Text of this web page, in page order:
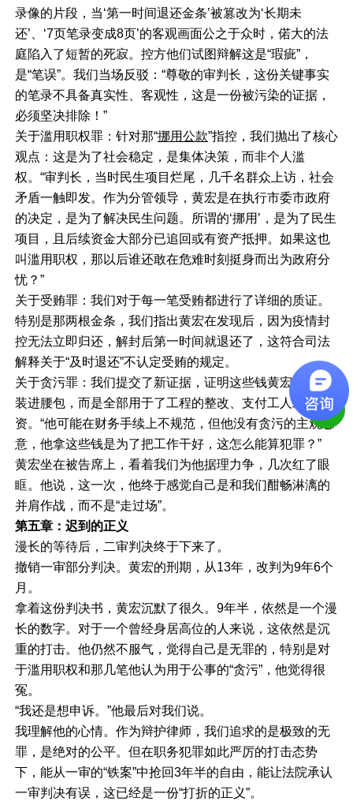
录像的片段，当‘第一时间退还金条’被篡改为‘长期未
还’、‘7页笔录变成8页’的客观画面公之于众时，偌大的法
庭陷入了短暂的死寂。控方他们试图辩解这是“瑕疵”，
是“笔误”。我们当场反驳：“尊敬的审判长，这份关键事实
的笔录不具备真实性、客观性，这是一份被污染的证据，
必须坚决排除！”
关于滥用职权罪：针对那“挪用公款”指控，我们抛出了核心
观点：这是为了社会稳定，是集体决策，而非个人滥
权。“审判长，当时民生项目烂尾，几千名群众上访，社会
矛盾一触即发。作为分管领导，黄宏是在执行市委市政府
的决定，是为了解决民生问题。所谓的‘挪用’，是为了民生
项目，且后续资金大部分已追回或有资产抵押。如果这也
叫滥用职权，那以后谁还敢在危难时刻挺身而出为政府分
忧？”
关于受贿罪：我们对于每一笔受贿都进行了详细的质证。
特别是那两根金条，我们指出黄宏在发现后，因为疫情封
控无法立即归还，解封后第一时间就退还了，这符合司法
解释关于“及时退还”不认定受贿的规定。
关于贪污罪：我们提交了新证据，证明这些钱黄宏并没有
装进腰包，而是全部用于了工程的整改、支付工人工
资。“他可能在财务手续上不规范，但他没有贪污的主观恶
意，他拿这些钱是为了把工作干好，这怎么能算犯罪？”
黄宏坐在被告席上，看着我们为他据理力争，几次红了眼
眶。他说，这一次，他终于感觉自己是和我们酣畅淋漓的
并肩作战，而不是“走过场”。
第五章：迟到的正义
漫长的等待后，二审判决终于下来了。
撤销一审部分判决。黄宏的刑期，从13年，改判为9年6个
月。
拿着这份判决书，黄宏沉默了很久。9年半，依然是一个漫
长的数字。对于一个曾经身居高位的人来说，这依然是沉
重的打击。他仍然不服气，觉得自己是无罪的，特别是对
于滥用职权和那几笔他认为用于公事的“贪污”，他觉得很
冤。
“我还是想申诉。”他最后对我们说。
我理解他的心情。作为辩护律师，我们追求的是极致的无
罪，是绝对的公平。但在职务犯罪如此严厉的打击态势
下，能从一审的“铁案”中抢回3年半的自由，能让法院承认
一审判决有误，这已经是一份“打折的正义”。